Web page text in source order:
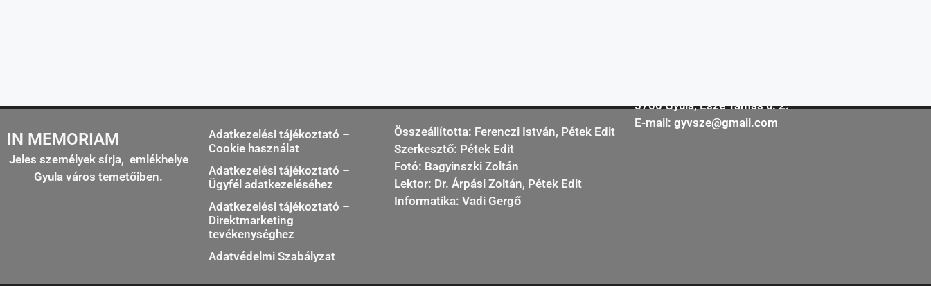
IN MEMORIAM
Jeles személyek sírja, emlékhelye
Gyula város temetőiben.
Adatkezelési tájékoztató –
Cookie használat
Adatkezelési tájékoztató –
Ügyfél adatkezeléséhez
Adatkezelési tájékoztató –
Direktmarketing
tevékenységhez
Adatvédelmi Szabályzat
Összeállította: Ferenczi István, Pétek Edit
Szerkesztő: Pétek Edit
Fotó: Bagyinszki Zoltán
Lektor: Dr. Árpási Zoltán, Pétek Edit
Informatika: Vadi Gergő
5700 Gyula, Esze Tamás u. 2.
E-mail:gyvsze@gmail.com